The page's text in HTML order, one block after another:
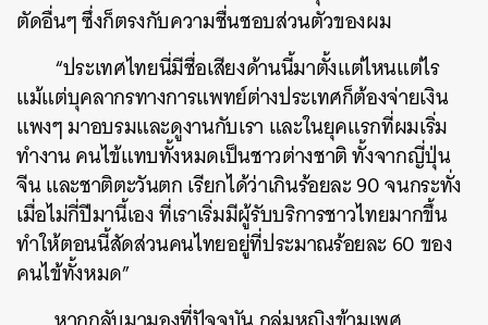
ตัดอื่นๆ ซึ่งก็ตรงกับความชื่นชอบส่วนตัวของผม
“ประเทศไทยนี่มีชื่อเสียงด้านนี้มาตั้งแต่ไหนแต่ไร
แม้แต่บุคลากรทางการแพทย์ต่างประเทศก็ต้องจ่ายเงิน
แพงๆ มาอบรมและดูงานกับเรา และในยุคแรกที่ผมเริ่ม
ทำงาน คนไข้แทบทั้งหมดเป็นชาวต่างชาติ ทั้งจากญี่ปุ่น
จีน และชาติตะวันตก เรียกได้ว่าเกินร้อยละ 90 จนกระทั่ง
เมื่อไม่กี่ปีมานี้เอง ที่เราเริ่มมีผู้รับบริการชาวไทยมากขึ้น
ทำให้ตอนนี้สัดส่วนคนไทยอยู่ที่ประมาณร้อยละ 60 ของ
คนไข้ทั้งหมด”